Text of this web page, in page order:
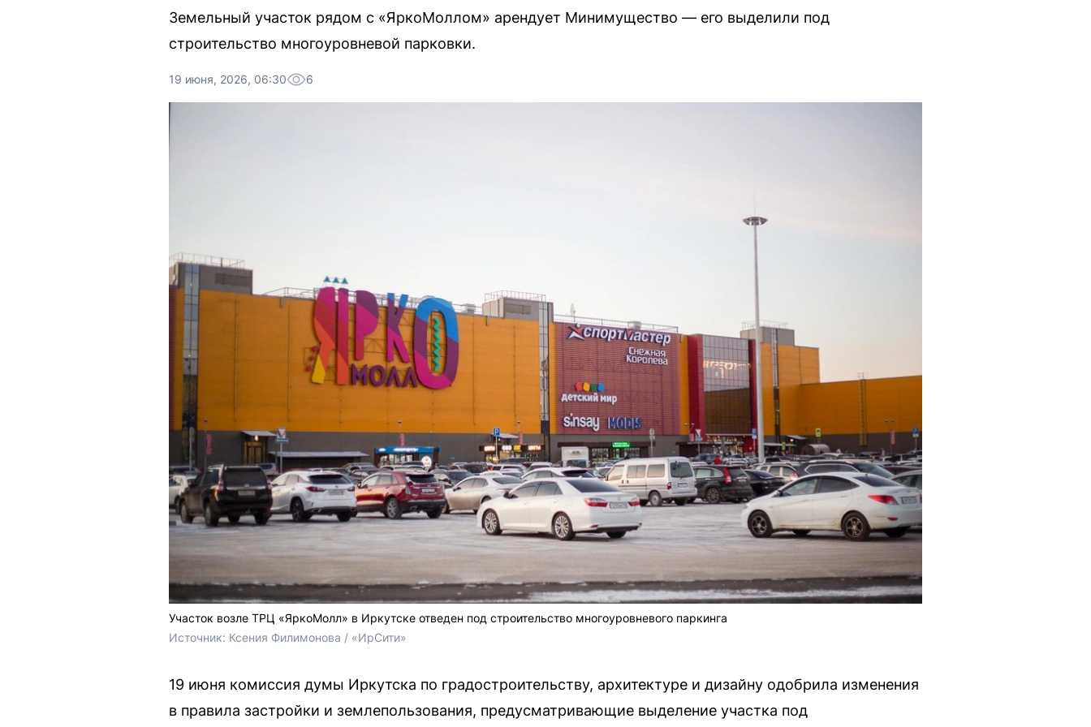
Земельный участок рядом с «ЯркоМоллом» арендует Минимущество — его выделили под
строительство многоуровневой парковки.
19 июня, 2026, 06:30 6
Участок возле ТРЦ «ЯркоМолл» в Иркутске отведен под строительство многоуровневого паркинга
Источник: Ксения Филимонова / «ИрСити»
19 июня комиссия думы Иркутска по градостроительству, архитектуре и дизайну одобрила изменения
в правила застройки и землепользования, предусматривающие выделение участка под